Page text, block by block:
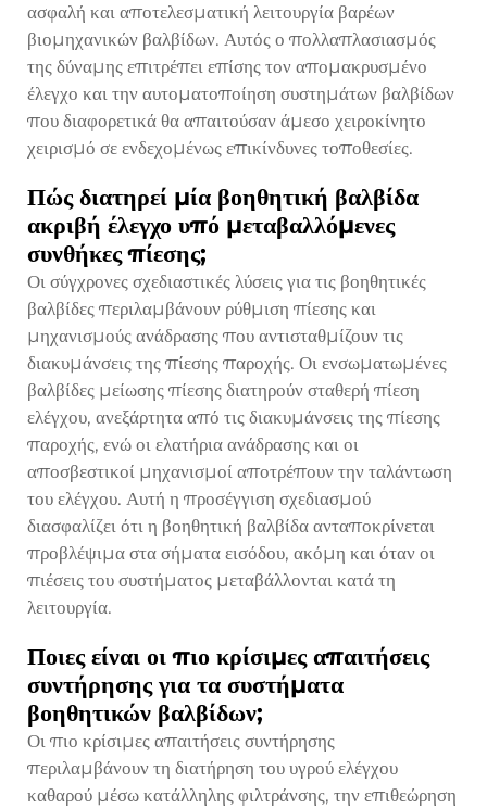
ασφαλή και αποτελεσματική λειτουργία βαρέων
βιομηχανικών βαλβίδων. Αυτός ο πολλαπλασιασμός
της δύναμης επιτρέπει επίσης τον απομακρυσμένο
έλεγχο και την αυτοματοποίηση συστημάτων βαλβίδων
που διαφορετικά θα απαιτούσαν άμεσο χειροκίνητο
χειρισμό σε ενδεχομένως επικίνδυνες τοποθεσίες.
Πώς διατηρεί μία βοηθητική βαλβίδα
ακριβή έλεγχο υπό μεταβαλλόμενες
συνθήκες πίεσης;
Οι σύγχρονες σχεδιαστικές λύσεις για τις βοηθητικές
βαλβίδες περιλαμβάνουν ρύθμιση πίεσης και
μηχανισμούς ανάδρασης που αντισταθμίζουν τις
διακυμάνσεις της πίεσης παροχής. Οι ενσωματωμένες
βαλβίδες μείωσης πίεσης διατηρούν σταθερή πίεση
ελέγχου, ανεξάρτητα από τις διακυμάνσεις της πίεσης
παροχής, ενώ οι ελατήρια ανάδρασης και οι
αποσβεστικοί μηχανισμοί αποτρέπουν την ταλάντωση
του ελέγχου. Αυτή η προσέγγιση σχεδιασμού
διασφαλίζει ότι η βοηθητική βαλβίδα ανταποκρίνεται
προβλέψιμα στα σήματα εισόδου, ακόμη και όταν οι
πιέσεις του συστήματος μεταβάλλονται κατά τη
λειτουργία.
Ποιες είναι οι πιο κρίσιμες απαιτήσεις
συντήρησης για τα συστήματα
βοηθητικών βαλβίδων;
Οι πιο κρίσιμες απαιτήσεις συντήρησης
περιλαμβάνουν τη διατήρηση του υγρού ελέγχου
καθαρού μέσω κατάλληλης φιλτράνσης, την επιθεώρηση